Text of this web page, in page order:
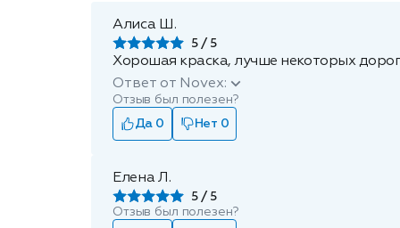
Алиса Ш.
5
Хорошая краска, лучше некоторых
Ответ от Novex:
Отзыв был полезен?
Да 0
Нет 0
Елена Л.
5
Отзыв был полезен?